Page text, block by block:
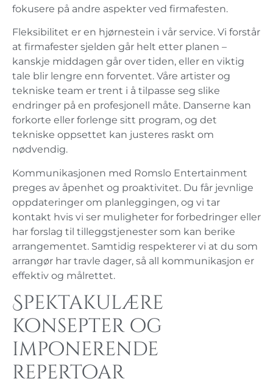
fokusere på andre aspekter ved firmafesten.
Fleksibilitet er en hjørnestein i vår service. Vi forstår
at firmafester sjelden går helt etter planen –
kanskje middagen går over tiden, eller en viktig
tale blir lengre enn forventet. Våre artister og
tekniske team er trent i å tilpasse seg slike
endringer på en profesjonell måte. Danserne kan
forkorte eller forlenge sitt program, og det
tekniske oppsettet kan justeres raskt om
nødvendig.
Kommunikasjonen med Romslo Entertainment
preges av åpenhet og proaktivitet. Du får jevnlige
oppdateringer om planleggingen, og vi tar
kontakt hvis vi ser muligheter for forbedringer eller
har forslag til tilleggstjenester som kan berike
arrangementet. Samtidig respekterer vi at du som
arrangør har travle dager, så all kommunikasjon er
effektiv og målrettet.
Spektakulære
konsepter og
imponerende
repertoar